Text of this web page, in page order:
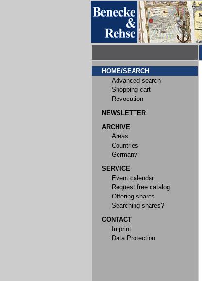
HOME/SEARCH
Advanced search
Shopping cart
Revocation
NEWSLETTER
ARCHIVE
Areas
Countries
Germany
SERVICE
Event calendar
Request free catalog
Offering shares
Searching shares?
CONTACT
Imprint
Data Protection